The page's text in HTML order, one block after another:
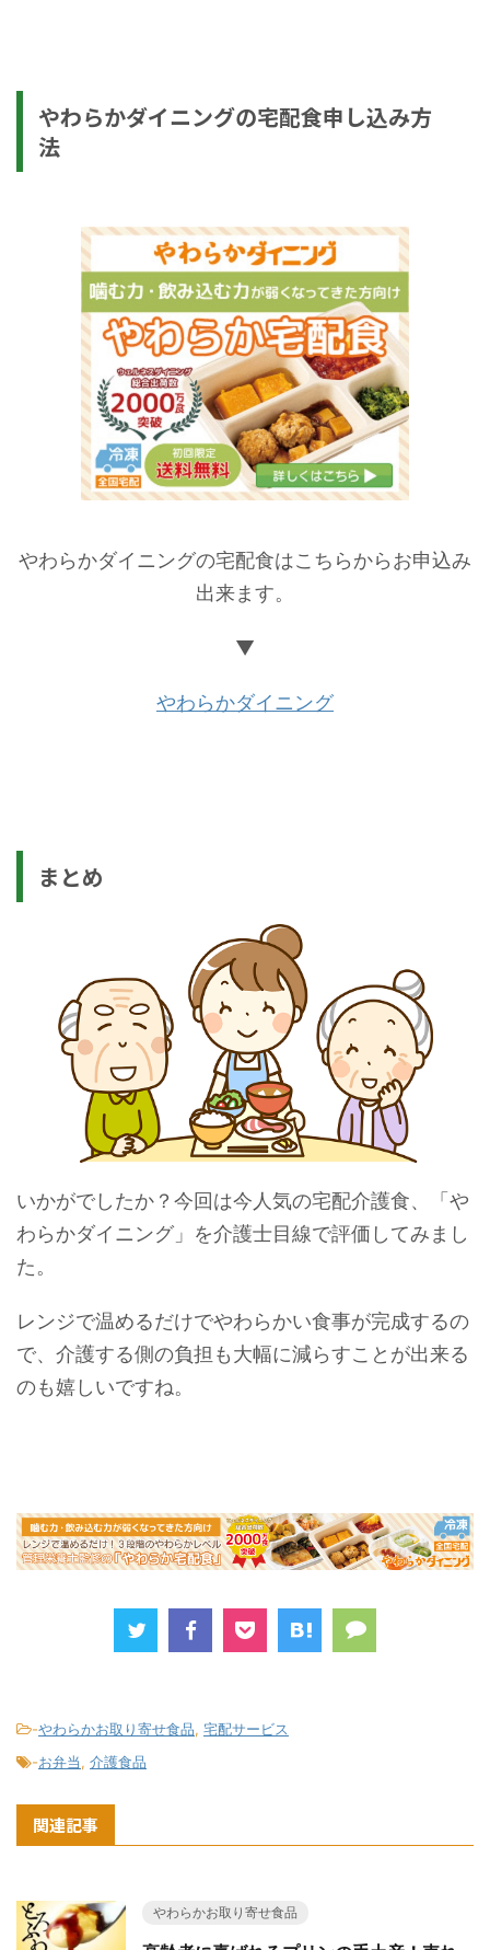
やわらかダイニングの宅配食申し込み方
法
やわらかダイニングの宅配食はこちらからお申込み
出来ます。
▼
やわらかダイニング
まとめ
いかがでしたか？今回は今人気の宅配介護食、「や
わらかダイニング」を介護士目線で評価してみまし
た。
レンジで温めるだけでやわらかい食事が完成するの
で、介護する側の負担も大幅に減らすことが出来る
のも嬉しいですね。
-やわらかお取り寄せ食品, 宅配サービス
-お弁当, 介護食品
関連記事
やわらかお取り寄せ食品